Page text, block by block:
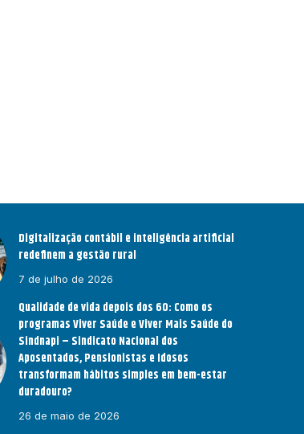
Digitalização contábil e inteligência artificial
redefinem a gestão rural
7 de julho de 2026
Qualidade de vida depois dos 60: Como os
programas Viver Saúde e Viver Mais Saúde do
Sindnapi – Sindicato Nacional dos
Aposentados, Pensionistas e Idosos
transformam hábitos simples em bem-estar
duradouro?
26 de maio de 2026